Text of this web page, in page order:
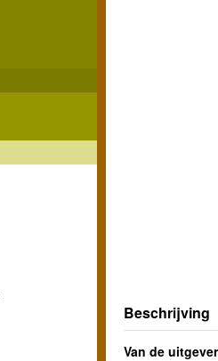
Beschrijving
Van de uitgever